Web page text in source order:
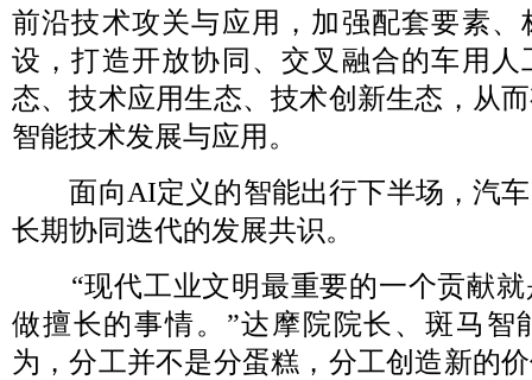
前沿技术攻关与应用，加强配套要素、
设，打造开放协同、交叉融合的车用人
态、技术应用生态、技术创新生态，从
智能技术发展与应用。
面向AI定义的智能出行下半场，汽车
长期协同迭代的发展共识。
“现代工业文明最重要的一个贡献就
做擅长的事情。”达摩院院长、斑马智
为，分工并不是分蛋糕，分工创造新的